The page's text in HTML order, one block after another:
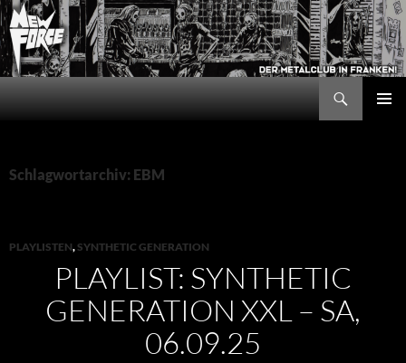
Zum
Inhalt
springen
New Force
Schlagwortarchiv: EBM
PLAYLISTEN, SYNTHETIC GENERATION
PLAYLIST: SYNTHETIC
GENERATION XXL – SA,
06.09.25